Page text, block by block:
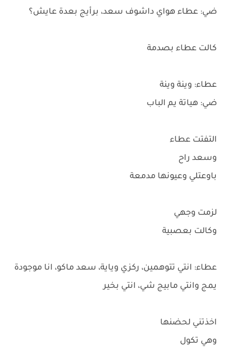
ضي: عطاء هواي داشوف سعد، برأيج بعدة عايش؟
كالت عطاء بصدمة
عطاء: وينة وينة
ضي: هياتة يم الباب
التفتت عطاء
وسعد راح
باوعتلي وعيونها مدمعة
لزمت وجهي
وكالت بعصبية
عطاء: انتي تتوهمين، ركزي وياية، سعد ماكو، انا موجودة
يمج وانتي مابيج شي، انتي بخير
اخذتني لحضنها
وهي تكول